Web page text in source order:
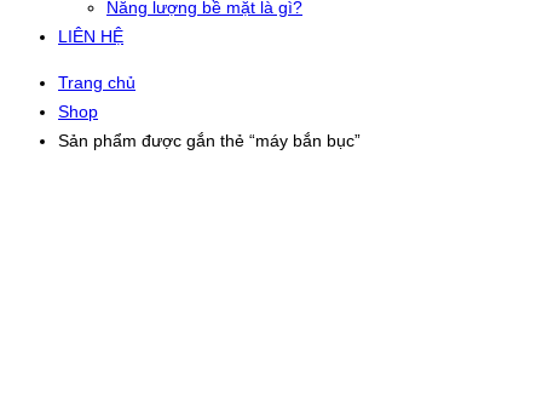
Năng lượng bề mặt là gì?
LIÊN HỆ
Trang chủ
Shop
Sản phẩm được gắn thẻ “máy bắn bục”